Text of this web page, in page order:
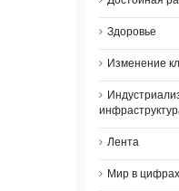
Здоровье
Изменение
Лента
Мир в цифрах